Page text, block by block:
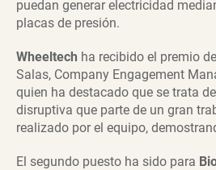
puedan generar electricidad
placas de presión.
Wheeltech ha recibido el premio
Salas, Company Engagement
quien ha destacado que se trata
disruptiva que parte de un gran
realizado por el equipo,
El segundo puesto ha sido para